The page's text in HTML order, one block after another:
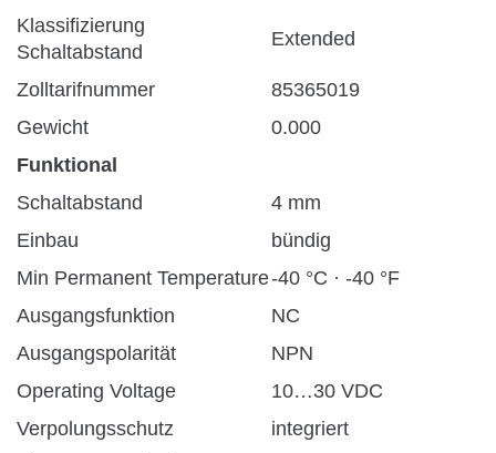
Klassifizierung
Schaltabstand
Extended
Zolltarifnummer
85365019
Gewicht
0.000
Funktional
Schaltabstand
4 mm
Einbau
bündig
Min Permanent Temperature-40 °C · -40 °F
Ausgangsfunktion
NC
Ausgangspolarität
NPN
Operating Voltage
10…30 VDC
Verpolungsschutz
integriert